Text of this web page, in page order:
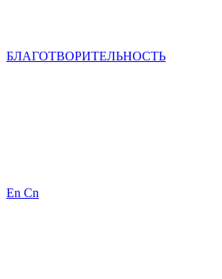
БЛАГОТВОРИТЕЛЬНОСТЬ
En Cn